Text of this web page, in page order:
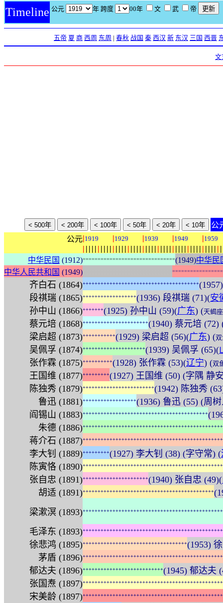
Timeline 公元 年 跨度 00年 文 武 帝
五帝 夏 商 西周 东周 | 春秋 战国 秦 西汉 新 东汉 三国 西晋
文
公
公元|1919 |1929 |1939 |1949 |1959
| | | | | | | | | | | | | | | | | | | | | | | | | | | | | | | | | | | | | | | | | | | | | | |
中华民国 (1912)===============================(1949)中华民
中华人民共和国 (1949) =================
齐白石 (1864)+++++++++++++++++++++++++++++++++++++++
段祺瑞 (1865)++++++++++++++++++(1936) 段祺瑞 (71)(安
孙中山 (1866)+++++++(1925) 孙中山 (59)(广东) (天蝎座
蔡元培 (1868)++++++++++++++++++++++(1940) 蔡元培 (72)
梁启超 (1873)+++++++++++(1929) 梁启超 (56)(广东) (
吴佩孚 (1874)+++++++++++++++++++++(1939) 吴佩孚 (65)(
张作霖 (1875)++++++++++(1928) 张作霖 (53)(辽宁) (双
王国维 (1877)+++++++++(1927) 王国维 (50) (字隅 静
陈独秀 (1879)++++++++++++++++++++++++(1942) 陈独秀
鲁迅 (1881)++++++++++++++++++(1936) 鲁迅 (55) (周
阎锡山 (1883)++++++++++++++++++++++++++++++++++++++++++
朱德 (1886)+++++++++++++++++++++++++++++++++++++++++++++++
蒋介石 (1887)+++++++++++++++++++++++++++++++++++++++++++++++
李大钊 (1889)+++++++++(1927) 李大钊 (38) (字守常) (
陈寅恪 (1890)+++++++++++++++++++++++++++++++++++++++++++++++
张自忠 (1891)++++++++++++++++++++++(1940) 张自忠 (49)(
胡适 (1891)++++++++++++++++++++++++++++++++++++++++++++
梁漱溟 (1893)+++++++++++++++++++++++++++++++++++++++++++++++
毛泽东 (1893)+++++++++++++++++++++++++++++++++++++++++++++++
徐悲鸿 (1895)+++++++++++++++++++++++++++++++++++(1953)
茅盾 (1896)+++++++++++++++++++++++++++++++++++++++++++++++
郁达夫 (1896)+++++++++++++++++++++++++++(1945) 郁达夫
张国焘 (1897)+++++++++++++++++++++++++++++++++++++++++++++++
宋美龄 (1897)+++++++++++++++++++++++++++++++++++++++++++++++